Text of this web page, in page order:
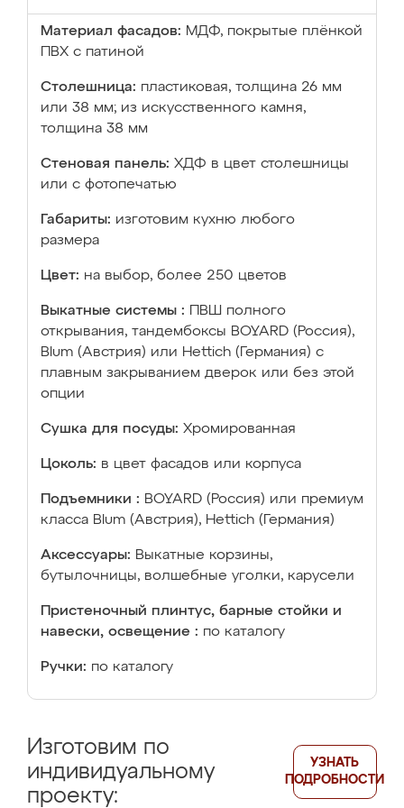
Материал фасадов: МДФ, покрытые плёнкой
ПВХ с патиной
Столешница: пластиковая, толщина 26 мм
или 38 мм; из искусственного камня,
толщина 38 мм
Стеновая панель: ХДФ в цвет столешницы
или с фотопечатью
Габариты: изготовим кухню любого
размера
Цвет: на выбор, более 250 цветов
Выкатные системы :
ПВШ полного
открывания, тандембоксы BOYARD (Россия),
Blum (Австрия) или Hettich (Германия) с
плавным закрыванием дверок или без этой
опции
Сушка для посуды: Хромированная
Цоколь: в цвет фасадов или корпуса
Подъемники : BOYARD (Россия) или премиум
класса Blum (Австрия), Hettich (Германия)
Аксессуары: Выкатные корзины,
бутылочницы, волшебные уголки, карусели
Пристеночный плинтус, барные стойки и
навески, освещение : по каталогу
Ручки: по каталогу
Изготовим по
индивидуальному
проекту:
УЗНАТЬ
ПОДРОБНОСТИ